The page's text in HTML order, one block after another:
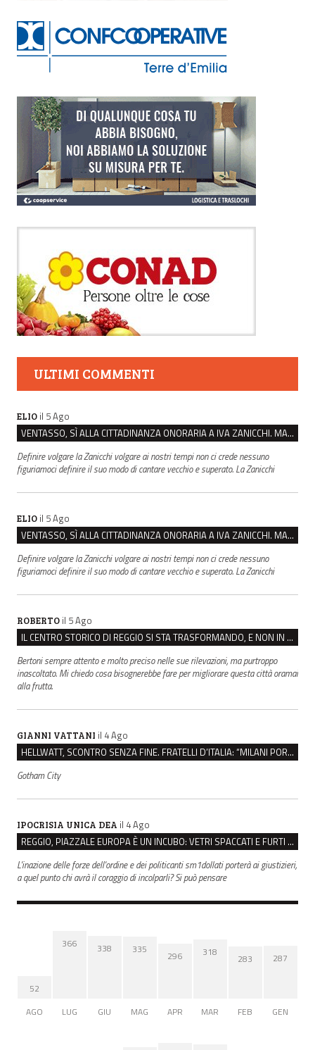
ULTIMI COMMENTI
ELIO il 5 Ago
VENTASSO, SÌ ALLA CITTADINANZA ONORARIA A IVA ZANICCHI. MA BARGIACCHI: “È DI PESSIMO GUSTO”
Definire volgare la Zanicchi volgare ai nostri tempi non ci crede nessuno
figuriamoci definire il suo modo di cantare vecchio e superato. La Zanicchi
ELIO il 5 Ago
VENTASSO, SÌ ALLA CITTADINANZA ONORARIA A IVA ZANICCHI. MA BARGIACCHI: “È DI PESSIMO GUSTO”
Definire volgare la Zanicchi volgare ai nostri tempi non ci crede nessuno
figuriamoci definire il suo modo di cantare vecchio e superato. La Zanicchi
ROBERTO il 5 Ago
IL CENTRO STORICO DI REGGIO SI STA TRASFORMANDO, E NON IN MEGLIO
Bertoni sempre attento e molto preciso nelle sue rilevazioni, ma purtroppo
inascoltato. Mi chiedo cosa bisognerebbe fare per migliorare questa città oramai
alla frutta.
GIANNI VATTANI il 4 Ago
HELLWATT, SCONTRO SENZA FINE. FRATELLI D’ITALIA: “MILANI PORTA DOCUMENTI, DE FRANCO INSULTI”
Gotham City
IPOCRISIA UNICA DEA il 4 Ago
REGGIO, PIAZZALE EUROPA È UN INCUBO: VETRI SPACCATI E FURTI SULLE AUTO IN SOSTA
L'inazione delle forze dell'ordine e dei politicanti sm1dollati porterà ai giustizieri,
a quel punto chi avrà il coraggio di incolparli? Si può pensare
52
AGO
366
LUG
338
GIU
335
MAG
296
APR
318
MAR
283
FEB
287
GEN